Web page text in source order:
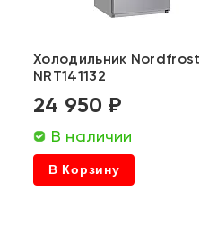
Холодильник Nordfrost
NRT141132
24 950 ₽
В наличии
В Корзину